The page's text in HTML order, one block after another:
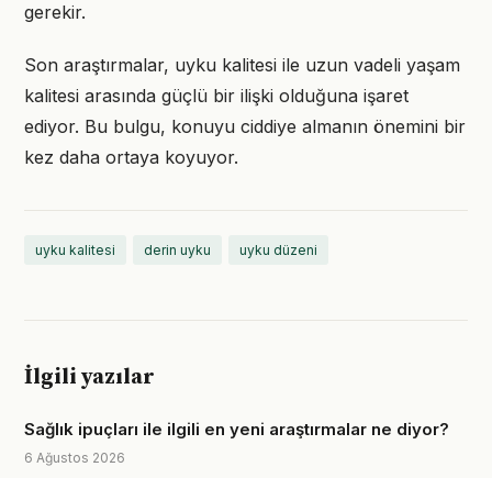
gerekir.
Son araştırmalar, uyku kalitesi ile uzun vadeli yaşam
kalitesi arasında güçlü bir ilişki olduğuna işaret
ediyor. Bu bulgu, konuyu ciddiye almanın önemini bir
kez daha ortaya koyuyor.
uyku kalitesi derin uyku uyku düzeni
İlgili yazılar
Sağlık ipuçları ile ilgili en yeni araştırmalar ne diyor?
6 Ağustos 2026